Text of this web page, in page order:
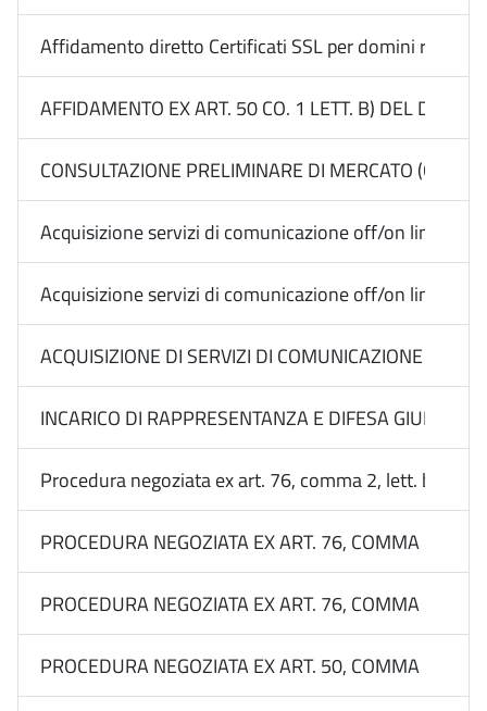
Affidamento diretto Certificati SSL per domini
AFFIDAMENTO EX ART. 50 CO. 1 LETT. B) DEL
CONSULTAZIONE PRELIMINARE DI MERCATO
Acquisizione servizi di comunicazione off/on line
Acquisizione servizi di comunicazione off/on line
ACQUISIZIONE DI SERVIZI DI COMUNICAZIONE ON
INCARICO DI RAPPRESENTANZA E DIFESA
Procedura negoziata ex art. 76, comma 2, lett. b) n.
PROCEDURA NEGOZIATA EX ART. 76, COMMA 2,
PROCEDURA NEGOZIATA EX ART. 76, COMMA 2,
PROCEDURA NEGOZIATA EX ART. 50, COMMA 1,